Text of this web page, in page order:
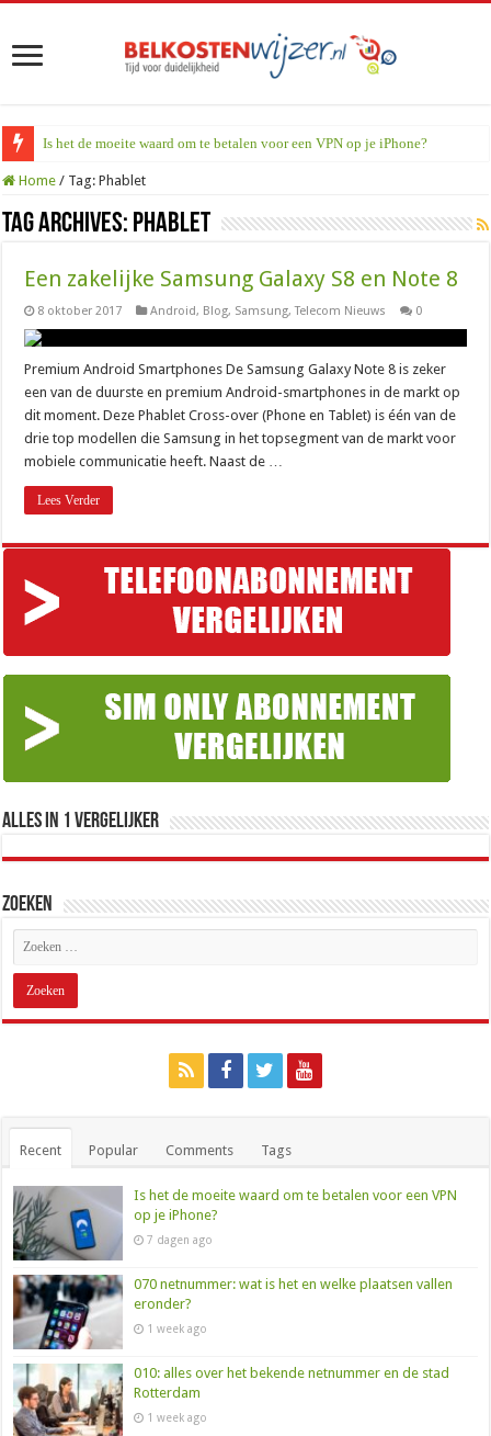
Is het de moeite waard om te betalen voor een VPN op je iPhone?
Home / Tag:Phablet
Tag Archives: Phablet
Een zakelijke Samsung Galaxy S8 en Note 8
8 oktober 2017 Android, Blog, Samsung,Telecom Nieuws 0
Premium Android Smartphones De Samsung Galaxy Note 8 is zeker
een van de duurste en premium Android-smartphones in de markt op
dit moment. Deze Phablet Cross-over (Phone en Tablet) is één van de
drie top modellen die Samsung in het topsegment van de markt voor
mobiele communicatie heeft. Naast de …
Lees Verder
Alles in 1 Vergelijker
Zoeken
Recent Popular Comments Tags
Is het de moeite waard om te betalen voor een VPN
op je iPhone?
7 dagen ago
070 netnummer: wat is het en welke plaatsen vallen
eronder?
1 week ago
010: alles over het bekende netnummer en de stad
Rotterdam
1 week ago